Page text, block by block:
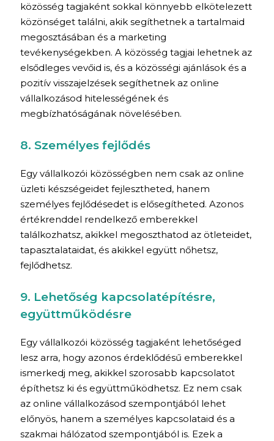
közösség tagjaként sokkal könnyebb elkötelezett
közönséget találni, akik segíthetnek a tartalmaid
megosztásában és a marketing
tevékenységekben. A közösség tagjai lehetnek az
elsődleges vevőid is, és a közösségi ajánlások és a
pozitív visszajelzések segíthetnek az online
vállalkozásod hitelességének és
megbízhatóságának növelésében.
8. Személyes fejlődés
Egy vállalkozói közösségben nem csak az online
üzleti készségeidet fejlesztheted, hanem
személyes fejlődésedet is elősegítheted. Azonos
értékrenddel rendelkező emberekkel
találkozhatsz, akikkel megoszthatod az ötleteidet,
tapasztalataidat, és akikkel együtt nőhetsz,
fejlődhetsz.
9. Lehetőség kapcsolatépítésre,
együttműködésre
Egy vállalkozói közösség tagjaként lehetőséged
lesz arra, hogy azonos érdeklődésű emberekkel
ismerkedj meg, akikkel szorosabb kapcsolatot
építhetsz ki és együttműködhetsz. Ez nem csak
az online vállalkozásod szempontjából lehet
előnyös, hanem a személyes kapcsolataid és a
szakmai hálózatod szempontjából is. Ezek a